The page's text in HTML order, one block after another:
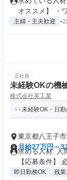
オススメ】 ・
主婦・主夫歓迎
正社員
未経験OKの機
株式会社英工業
未経験OK・日
東京都八王子
月給27万円～
求める人材: 人
【応募条件】
即日勤務OK 残業